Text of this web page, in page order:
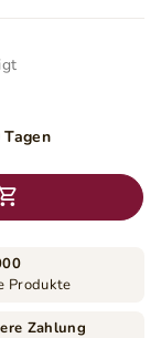
Tagen
Produkte
Zahlung